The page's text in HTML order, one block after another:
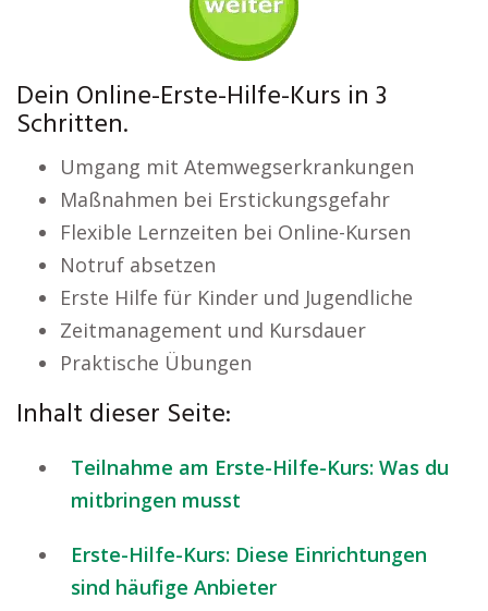
Dein Online-Erste-Hilfe-Kurs in 3
Schritten.
Umgang mit Atemwegserkrankungen
Maßnahmen bei Erstickungsgefahr
Flexible Lernzeiten bei Online-Kursen
Notruf absetzen
Erste Hilfe für Kinder und Jugendliche
Zeitmanagement und Kursdauer
Praktische Übungen
Inhalt dieser Seite:
Teilnahme am Erste-Hilfe-Kurs: Was du
mitbringen musst
Erste-Hilfe-Kurs: Diese Einrichtungen
sind häufige Anbieter